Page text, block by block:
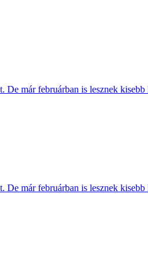
már februárban is lesznek kisebb
már februárban is lesznek kisebb